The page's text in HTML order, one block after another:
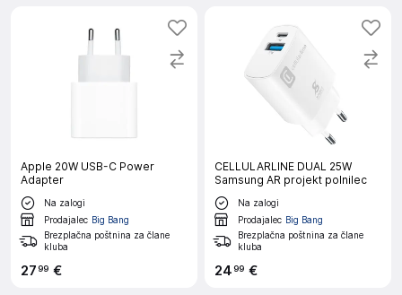
Apple 20W USB-C Power
Adapter
Na zalogi
Prodajalec Big Bang
Brezplačna poštnina za člane
kluba
2799 €
CELLULARLINE DUAL 25W
Samsung AR projekt polnilec
Na zalogi
Prodajalec Big Bang
Brezplačna poštnina za člane
kluba
2499 €